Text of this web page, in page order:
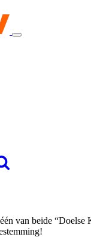
van beide “Doelse